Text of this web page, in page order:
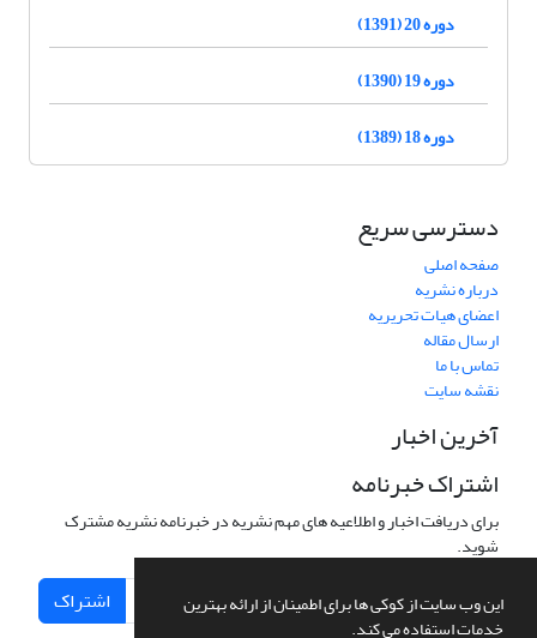
این وب سایت از کوکی ها برای اطمینان از ارائه بهترین
خدمات استفاده می کند.
دوره 20 (1391)
دوره 19 (1390)
دوره 18 (1389)
دسترسی سریع
صفحه اصلی
درباره نشریه
اعضای هیات تحریریه
ارسال مقاله
تماس با ما
نقشه سایت
آخرین اخبار
اشتراک خبرنامه
برای دریافت اخبار و اطلاعیه های مهم نشریه در خبرنامه نشریه مشترک
شوید.
اشتراک